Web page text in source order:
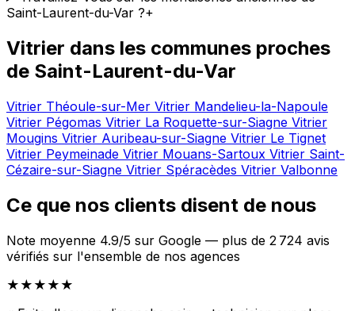
Saint-Laurent-du-Var ?+
Vitrier dans les communes proches
de Saint-Laurent-du-Var
Vitrier Théoule-sur-Mer Vitrier Mandelieu-la-Napoule
Vitrier Pégomas Vitrier La Roquette-sur-Siagne Vitrier
Mougins Vitrier Auribeau-sur-Siagne Vitrier Le Tignet
Vitrier Peymeinade Vitrier Mouans-Sartoux Vitrier Saint-
Cézaire-sur-Siagne Vitrier Spéracèdes Vitrier Valbonne
Ce que nos clients disent de nous
Note moyenne 4.9/5 sur Google — plus de 2 724 avis
vérifiés sur l'ensemble de nos agences
★★★★★